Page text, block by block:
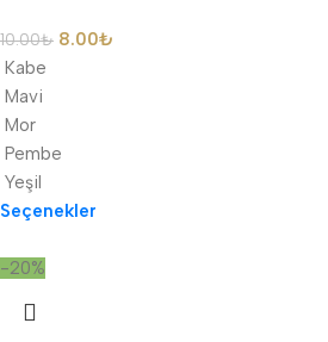
10.00₺ 8.00₺
Kabe
Mavi
Mor
Pembe
Yeşil
Seçenekler
-20%